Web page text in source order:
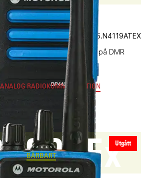
Vårt art.nr 05.N4119ATEX
baserad på DMR
handhavande.
ANALOG RADIOKOMMUNIKATION
Utgått
BÄRBART